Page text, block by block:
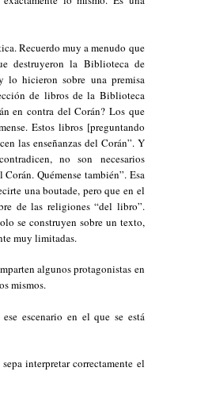
Recuerdo muy a menudo que
destruyeron la Biblioteca de
lo hicieron sobre una premisa
de libros de la Biblioteca
en contra del Corán? Los que
Estos libros [preguntando
las enseñanzas del Corán”. Y
no son necesarios
Quémense también”. Esa
unaboutade, pero que en el
de las religiones “del libro”.
se construyen sobre un texto,
muy limitadas.
algunos protagonistas en
mismos.
escenario en el que se está
interpretar correctamente el